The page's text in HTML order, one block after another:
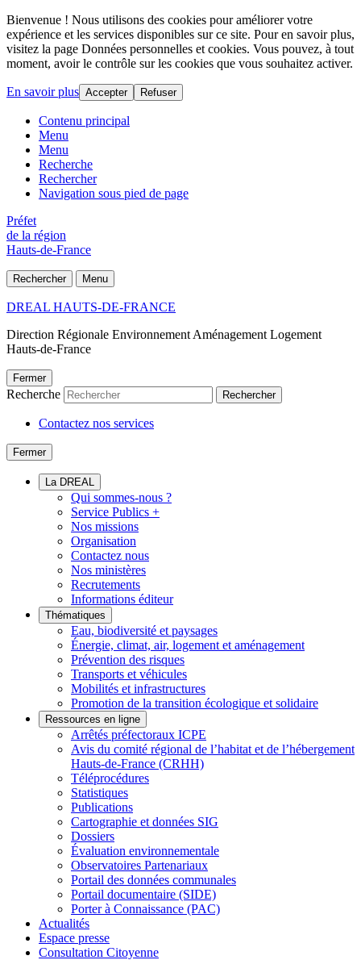
Bienvenue ! Nous utilisons des cookies pour améliorer votre
expérience et les services disponibles sur ce site. Pour en savoir plus,
visitez la page Données personnelles et cookies. Vous pouvez, à tout
moment, avoir le contrôle sur les cookies que vous souhaitez activer.
En savoir plus Accepter Refuser
Contenu principal
Menu
Menu
Recherche
Rechercher
Navigation sous pied de page
Préfet
de la région
Hauts-de-France
Rechercher Menu
DREAL HAUTS-DE-FRANCE
Direction Régionale Environnement Aménagement Logement
Hauts-de-France
Fermer
Recherche Rechercher
Contactez nos services
Fermer
La DREAL
Qui sommes-nous ?
Service Publics +
Nos missions
Organisation
Contactez nous
Nos ministères
Recrutements
Informations éditeur
Thématiques
Eau, biodiversité et paysages
Énergie, climat, air, logement et aménagement
Prévention des risques
Transports et véhicules
Mobilités et infrastructures
Promotion de la transition écologique et solidaire
Ressources en ligne
Arrêtés préfectoraux ICPE
Avis du comité régional de l’habitat et de l’hébergement
Hauts-de-France (CRHH)
Téléprocédures
Statistiques
Publications
Cartographie et données SIG
Dossiers
Évaluation environnementale
Observatoires Partenariaux
Portail des données communales
Portail documentaire (SIDE)
Porter à Connaissance (PAC)
Actualités
Espace presse
Consultation Citoyenne